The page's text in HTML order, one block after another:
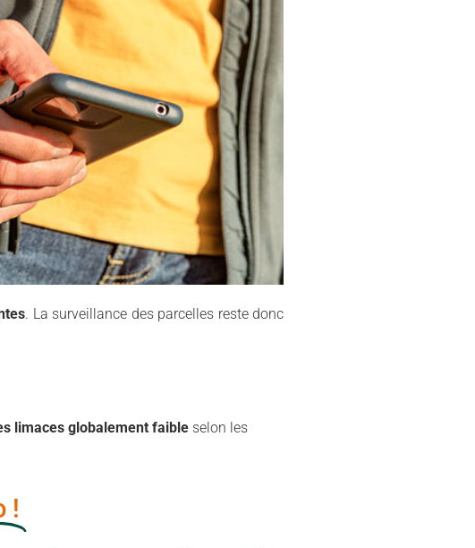
. La surveillance des parcelles reste donc
limaces globalement faible selon les
!